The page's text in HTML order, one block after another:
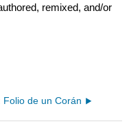
remixed, and/or
Folio de un Corán